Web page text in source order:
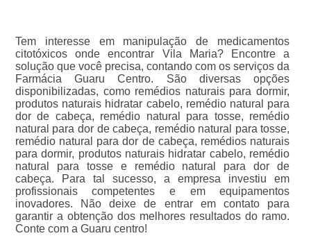
Tem interesse em manipulação de medicamentos
citotóxicos onde encontrar Vila Maria? Encontre a
solução que você precisa, contando com os serviços da
Farmácia Guaru Centro. São diversas opções
disponibilizadas, como remédios naturais para dormir,
produtos naturais hidratar cabelo, remédio natural para
dor de cabeça, remédio natural para tosse, remédio
natural para dor de cabeça, remédio natural para tosse,
remédio natural para dor de cabeça, remédios naturais
para dormir, produtos naturais hidratar cabelo, remédio
natural para tosse e remédio natural para dor de
cabeça. Para tal sucesso, a empresa investiu em
profissionais competentes e em equipamentos
inovadores. Não deixe de entrar em contato para
garantir a obtenção dos melhores resultados do ramo.
Conte com a Guaru centro!